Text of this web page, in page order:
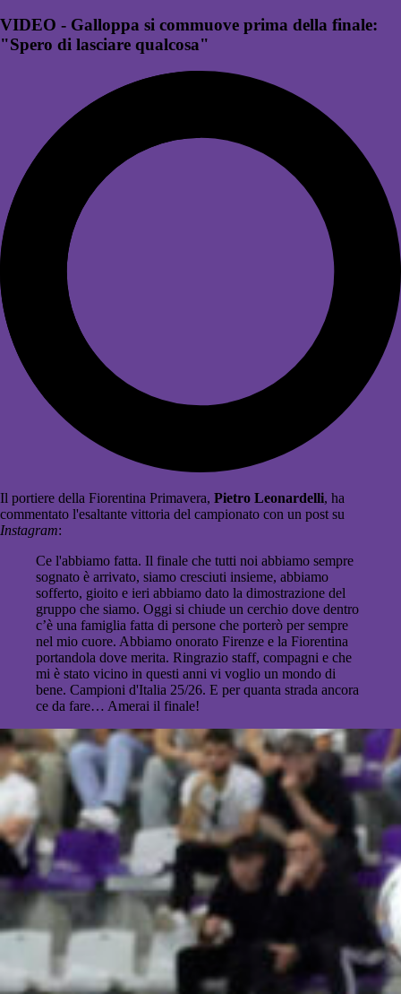
VIDEO - Galloppa si commuove prima della finale:
"Spero di lasciare qualcosa"
Il portiere della Fiorentina Primavera, Pietro Leonardelli, ha
commentato l'esaltante vittoria del campionato con un post su
Instagram:
Ce l'abbiamo fatta. Il finale che tutti noi abbiamo sempre
sognato è arrivato, siamo cresciuti insieme, abbiamo
sofferto, gioito e ieri abbiamo dato la dimostrazione del
gruppo che siamo. Oggi si chiude un cerchio dove dentro
c’è una famiglia fatta di persone che porterò per sempre
nel mio cuore. Abbiamo onorato Firenze e la Fiorentina
portandola dove merita. Ringrazio staff, compagni e che
mi è stato vicino in questi anni vi voglio un mondo di
bene. Campioni d'Italia 25/26. E per quanta strada ancora
ce da fare… Amerai il finale!